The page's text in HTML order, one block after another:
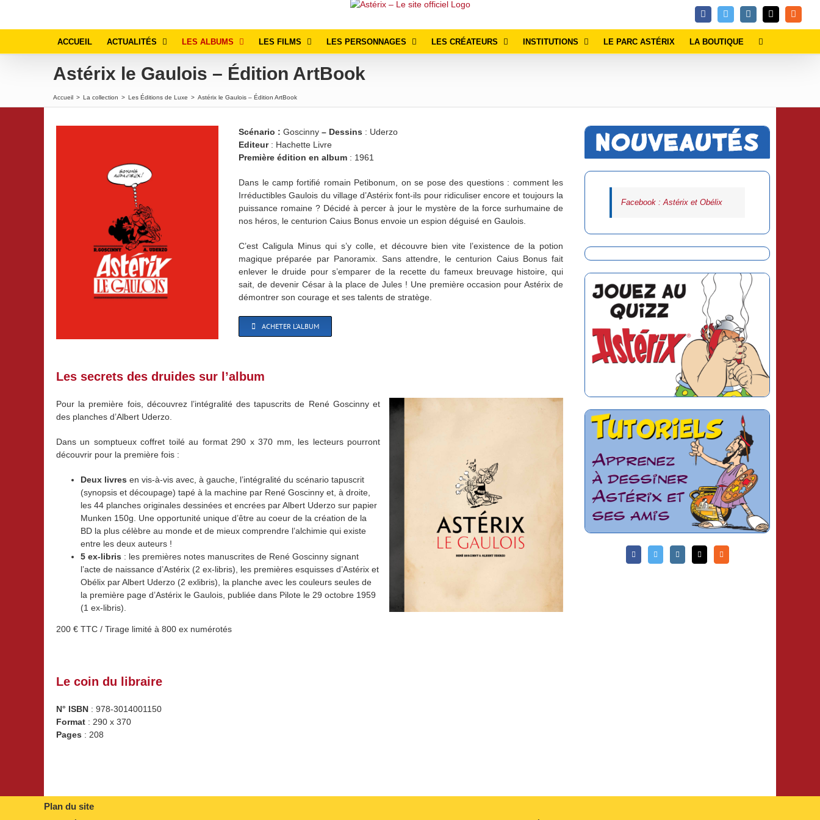
contenu
FacebookTwitterInstagramEmailRss
ACCUEIL ACTUALITÉS LES ALBUMS LES FILMS LES PERSONNAGES LES CRÉATEURS INSTITUTIONS LE PARC ASTÉRIX LA BOUTIQUE
Astérix le Gaulois – Édition ArtBook
Accueil > La collection > Les Éditions de Luxe > Astérix le Gaulois – Édition ArtBook
Scénario :Goscinny – Dessins : Uderzo
Editeur: Hachette Livre
Première édition en album : 1961
Dans le camp fortifié romain Petibonum, on se pose des questions : comment les
Irréductibles Gaulois du village d’Astérix font-ils pour ridiculiser encore et toujours la
puissance romaine ? Décidé à percer à jour le mystère de la force surhumaine de
nos héros, le centurion Caius Bonus envoie un espion déguisé en Gaulois.
C’est Caligula Minus qui s’y colle, et découvre bien vite l’existence de la potion
magique préparée par Panoramix. Sans attendre, le centurion Caius Bonus fait
enlever le druide pour s’emparer de la recette du fameux breuvage histoire, qui
sait, de devenir César à la place de Jules ! Une première occasion pour Astérix de
démontrer son courage et ses talents de stratège.
ACHETER L’ALBUM
Les secrets des druides sur l’album
Pour la première fois, découvrez l’intégralité des tapuscrits de René Goscinny et
des planches d’Albert Uderzo.
Dans un somptueux coffret toilé au format 290 x 370 mm, les lecteurs pourront
découvrir pour la première fois :
Deux livres en vis-à-vis avec, à gauche, l’intégralité du scénario tapuscrit
(synopsis et découpage) tapé à la machine par René Goscinny et, à droite,
les 44 planches originales dessinées et encrées par Albert Uderzo sur papier
Munken 150g. Une opportunité unique d’être au coeur de la création de la
BD la plus célèbre au monde et de mieux comprendre l’alchimie qui existe
entre les deux auteurs !
5 ex-libris : les premières notes manuscrites de René Goscinny signant
l’acte de naissance d’Astérix (2 ex-libris), les premières esquisses d’Astérix et
Obélix par Albert Uderzo (2 exlibris), la planche avec les couleurs seules de
la première page d’Astérix le Gaulois, publiée dans Pilote le 29 octobre 1959
(1 ex-libris).
200 € TTC / Tirage limité à 800 ex numérotés
Le coin du libraire
N° ISBN : 978-3014001150
Format : 290 x 370
Pages : 208
Facebook : Astérix et Obélix
Plan du site